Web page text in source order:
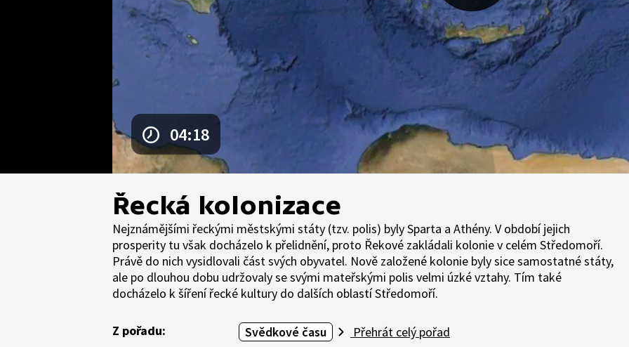
04:18
Řecká kolonizace
Nejznámějšími řeckými městskými státy (tzv. polis) byly Sparta a Athény. V období jejich
prosperity tu však docházelo k přelidnění, proto Řekové zakládali kolonie v celém Středomoří.
Právě do nich vysidlovali část svých obyvatel. Nově založené kolonie byly sice samostatné státy,
ale po dlouhou dobu udržovaly se svými mateřskými polis velmi úzké vztahy. Tím také
docházelo k šíření řecké kultury do dalších oblastí Středomoří.
Z pořadu: Svědkové času Přehrát celý pořad